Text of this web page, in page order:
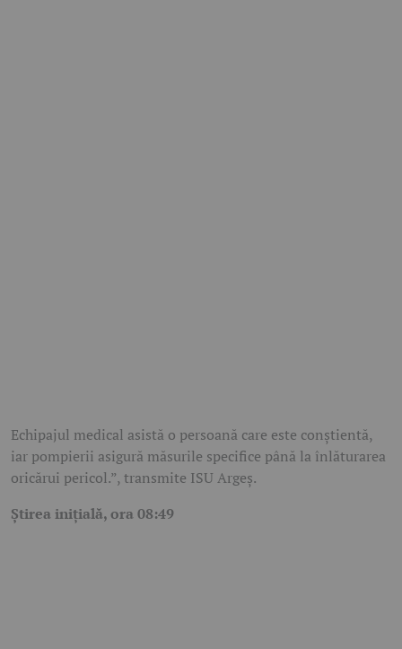
Echipajul medical asistă o persoană care este conștientă,
iar pompierii asigură măsurile specifice până la înlăturarea
oricărui pericol.”, transmite ISU Argeș.
Știrea inițială, ora 08:49